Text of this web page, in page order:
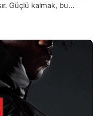
Güçlü kalmak, bu
ve duygusal
sağlar. Zorluklar
değil, aynı
de ifade eder.
daha […]